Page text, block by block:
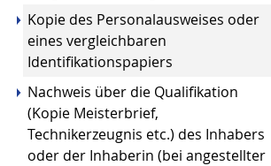
Kopie des Personalausweises oder
eines vergleichbaren
Identifikationspapiers
Nachweis über die Qualifikation
(Kopie Meisterbrief,
Technikerzeugnis etc.) des Inhabers
oder der Inhaberin (bei angestellter